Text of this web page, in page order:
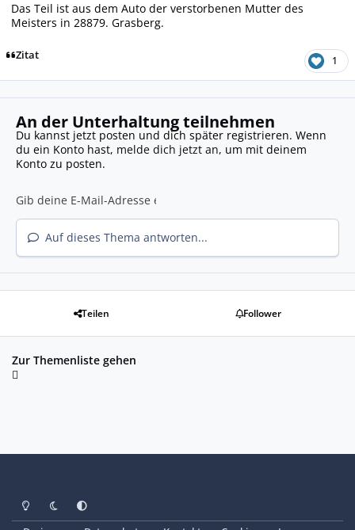
Das Teil ist aus dem Auto der verstorbenen Mutter des
Meisters in 28879. Grasberg.
Zitat 1
An der Unterhaltung teilnehmen
Du kannst jetzt posten und dich später registrieren. Wenn
du ein Konto hast, melde dich jetzt an, um mit deinem
Konto zu posten.
Auf dieses Thema antworten...
Teilen Follower
Zur Themenliste gehen
Heller ModusDunkler Modus
Systemeinstellung